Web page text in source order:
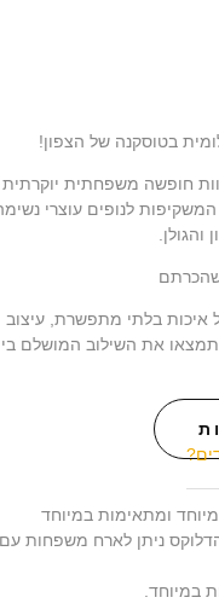
בטוסקנה של הצפון!
חופשה משפחתית יוקרתית
לנופים עוצרי נשימה
איכות בלתי מתפשרת, עיצוב
את השילוב המושלם בין
ומתאימות במיוחד
ניתן לארח משפחות עם
במיוחד.